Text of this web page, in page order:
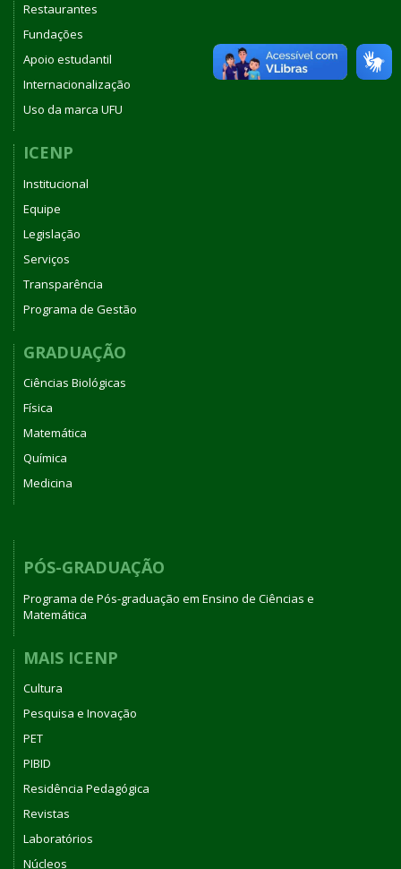
Restaurantes
Fundações
Apoio estudantil
Internacionalização
Uso da marca UFU
ICENP
Institucional
Equipe
Legislação
Serviços
Transparência
Programa de Gestão
GRADUAÇÃO
Ciências Biológicas
Física
Matemática
Química
Medicina
PÓS-GRADUAÇÃO
Programa de Pós-graduação em Ensino de Ciências e
Matemática
MAIS ICENP
Cultura
Pesquisa e Inovação
PET
PIBID
Residência Pedagógica
Revistas
Laboratórios
Núcleos